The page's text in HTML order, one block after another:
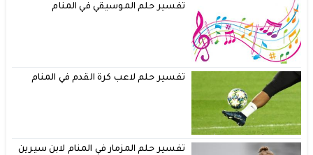
تفسير حلم الموسيقي في المنام
تفسير حلم لاعب كرة القدم في المنام
تفسير حلم المزمار في المنام لابن سيرين